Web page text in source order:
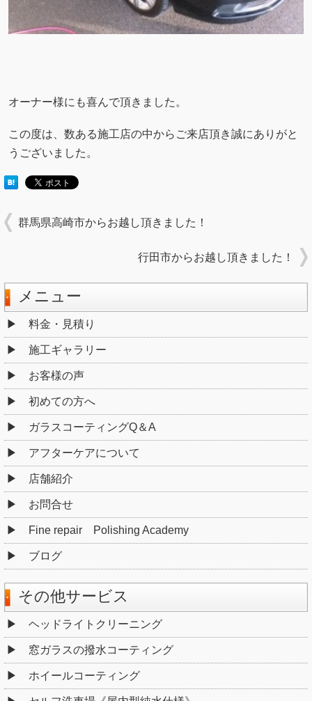
オーナー様にも喜んで頂きました。
この度は、数ある施工店の中からご来店頂き誠にありがと
うございました。
群馬県高崎市からお越し頂きました！
行田市からお越し頂きました！
メニュー
料金・見積り
施工ギャラリー
お客様の声
初めての方へ
ガラスコーティングQ＆A
アフターケアについて
店舗紹介
お問合せ
Fine repair Polishing Academy
ブログ
その他サービス
ヘッドライトクリーニング
窓ガラスの撥水コーティング
ホイールコーティング